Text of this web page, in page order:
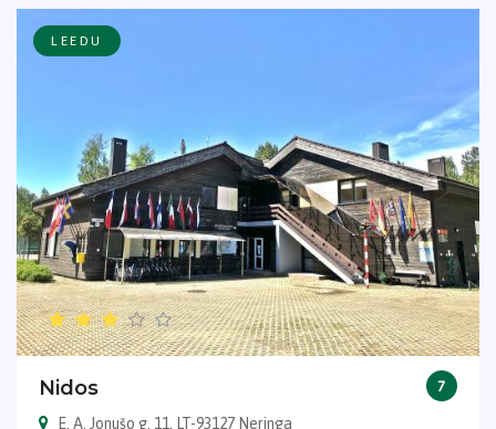
LEEDU
Nidos 7
E. A. Jonušo g. 11, LT-93127 Neringa